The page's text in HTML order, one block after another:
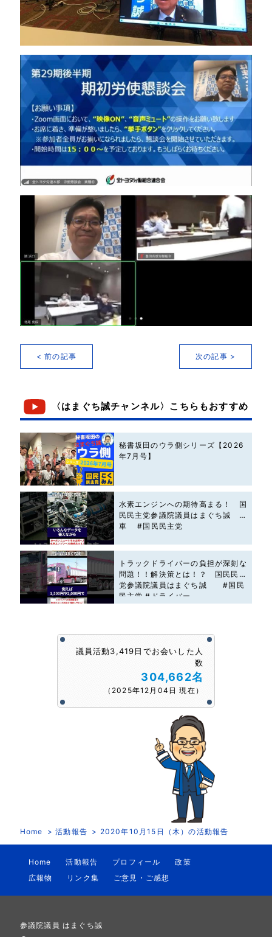
< 前の記事 次の記事 >
〈はまぐち誠チャンネル〉こちらもおすすめ
秘書坂田のウラ側シリーズ【2026
年7月号】
水素エンジンへの期待高まる！ 国
民民主党参議院議員はまぐち誠 #
車 #国民民主党
トラックドライバーの負担が深刻な
問題！！解決策とは！？ 国民民主
党参議院議員はまぐち誠 #国民
民主党 #ドライバー
議員活動3,419日でお会いした人
数
304,662名
（2025年12月04日 現在）
Home 活動報告 2020年10月15日（木）の活動報告
Home 活動報告 プロフィール
政策
広報物
リンク集 ご意見・ご感想
参議院議員 はまぐち誠